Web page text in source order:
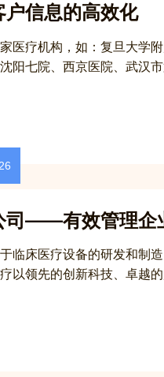
信息的高效化
医疗机构，如：复旦大学
阳七院、西京医院、武汉
司——有效管理企
临床医疗设备的研发和制
以领先的创新科技、卓越